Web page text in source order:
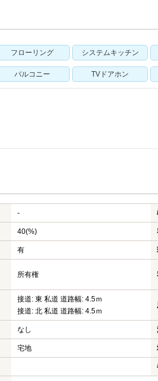
フローリング システムキッチン
バルコニー TVドアホン
-
40(%)
有
所有権
接道: 東 私道 道路幅: 4.5ｍ
接道: 北 私道 道路幅: 4.5ｍ
なし
宅地